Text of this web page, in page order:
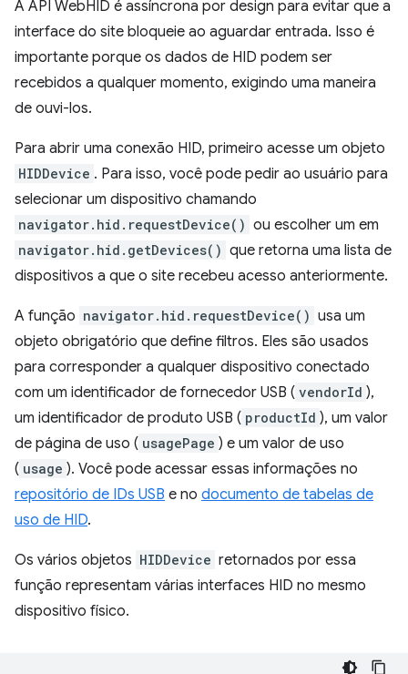
A API WebHID é assíncrona por design para evitar que a
interface do site bloqueie ao aguardar entrada. Isso é
importante porque os dados de HID podem ser
recebidos a qualquer momento, exigindo uma maneira
de ouvi-los.
Para abrir uma conexão HID, primeiro acesse um objeto
HIDDevice . Para isso, você pode pedir ao usuário para
selecionar um dispositivo chamando
navigator.hid.requestDevice() ou escolher um em
navigator.hid.getDevices() que retorna uma lista de
dispositivos a que o site recebeu acesso anteriormente.
A função navigator.hid.requestDevice() usa um
objeto obrigatório que define filtros. Eles são usados
para corresponder a qualquer dispositivo conectado
com um identificador de fornecedor USB ( vendorId ),
um identificador de produto USB ( productId ), um valor
de página de uso ( usagePage ) e um valor de uso
( usage ). Você pode acessar essas informações no
repositório de IDs USB e no documento de tabelas de
uso de HID.
Os vários objetos HIDDevice retornados por essa
função representam várias interfaces HID no mesmo
dispositivo físico.